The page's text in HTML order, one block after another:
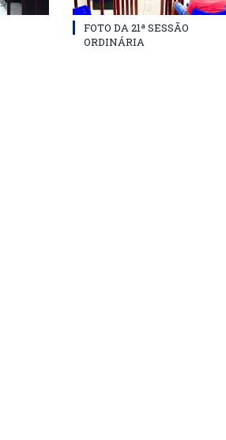
FOTO DA 21ª SESSÃO
ORDINÁRIA